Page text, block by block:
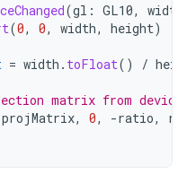
(gl : GL10, width
(0, 0, width, height)
= width . toFloat() /
matrix from device
projMatrix, 0, -ratio,